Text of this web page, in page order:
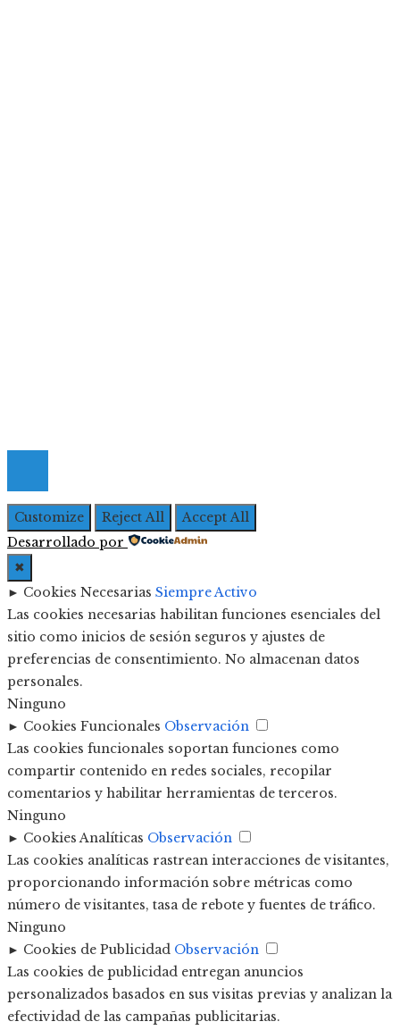
Customize Reject All
Accept All
Desarrollado por
✖
► Cookies Necesarias Siempre Activo
Las cookies necesarias habilitan funciones esenciales del
sitio como inicios de sesión seguros y ajustes de
preferencias de consentimiento. No almacenan datos
personales.
Ninguno
► Cookies Funcionales Observación
Las cookies funcionales soportan funciones como
compartir contenido en redes sociales, recopilar
comentarios y habilitar herramientas de terceros.
Ninguno
► Cookies Analíticas Observación
Las cookies analíticas rastrean interacciones de visitantes,
proporcionando información sobre métricas como
número de visitantes, tasa de rebote y fuentes de tráfico.
Ninguno
► Cookies de Publicidad Observación
Las cookies de publicidad entregan anuncios
personalizados basados en sus visitas previas y analizan la
efectividad de las campañas publicitarias.